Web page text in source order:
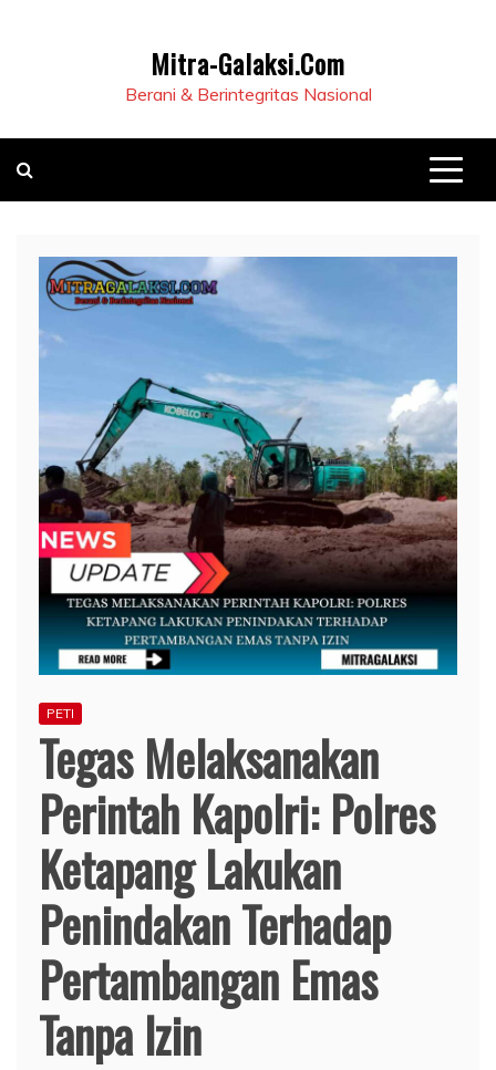
Mitra-Galaksi.Com
Berani & Berintegritas Nasional
PETI
Tegas Melaksanakan
Perintah Kapolri: Polres
Ketapang Lakukan
Penindakan Terhadap
Pertambangan Emas
Tanpa Izin